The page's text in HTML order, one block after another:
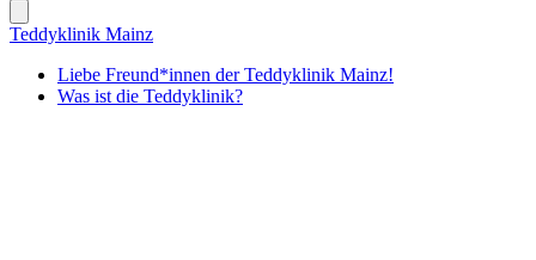
Teddyklinik Mainz
Liebe Freund*innen der Teddyklinik Mainz!
Was ist die Teddyklinik?